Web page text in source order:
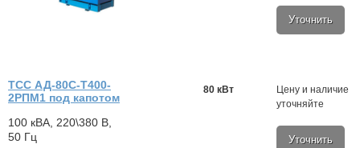
Уточнить
ТСС АД-80С-Т400-
2РПМ1 под капотом
100 кВА, 220\380 В,
50 Гц
Цену и наличие
уточняйте
Уточнить
80 кВт